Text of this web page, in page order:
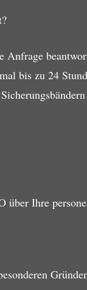
bis zu 24
Ihre